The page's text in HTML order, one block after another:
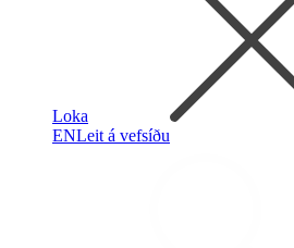
Loka
ENLeit á vefsíðu